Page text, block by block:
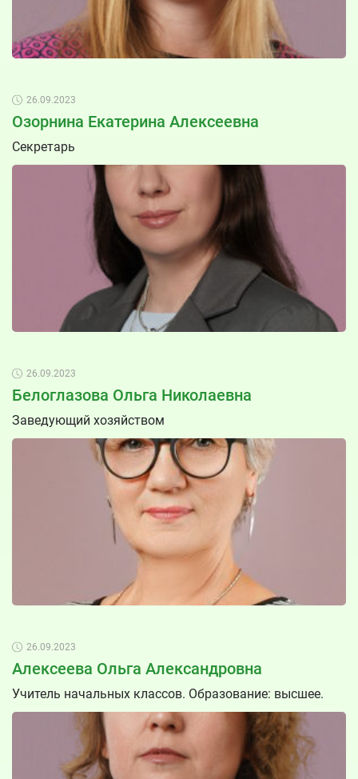
26.09.2023
Озорнина Екатерина Алексеевна
Секретарь
26.09.2023
Белоглазова Ольга Николаевна
Заведующий хозяйством
26.09.2023
Алексеева Ольга Александровна
Учитель начальных классов. Образование: высшее.